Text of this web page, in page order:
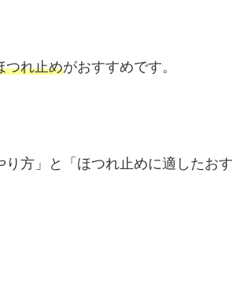
つれ止めがおすすめです。
方」と「ほつれ止めに適したおす